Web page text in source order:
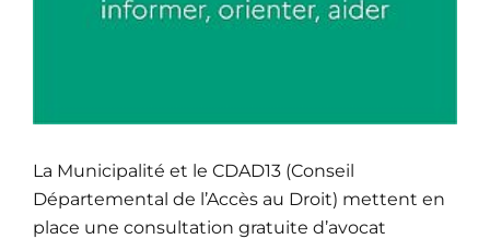
La Municipalité et le CDAD13 (Conseil
Départemental de l’Accès au Droit) mettent en
place une consultation gratuite d’avocat